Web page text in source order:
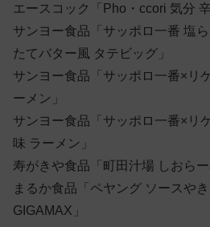
エースコック「Pho・ccori 気分
サンヨー食品「サッポロ一番 塩
たてバター風 タテビッグ」
サンヨー食品「サッポロ一番×リ
ーメン」
サンヨー食品「サッポロ一番×リ
味 ラーメン」
寿がきや食品「町田汁場 しおらー
まるか食品「ペヤング ソースや
GIGAMAX」